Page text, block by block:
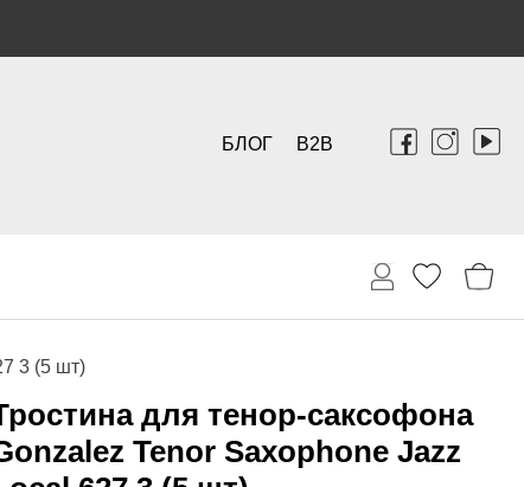
B2B
БЛОГ
3 (5 шт)
для тенор-саксофона
Tenor Saxophone Jazz